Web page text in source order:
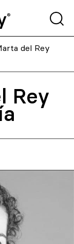
del Rey
Rey